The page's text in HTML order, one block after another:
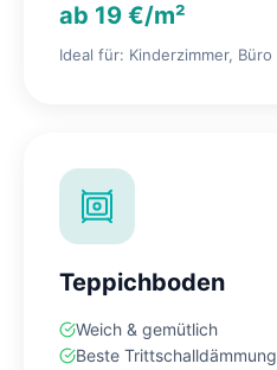
ab 19 €/m²
Ideal für: Kinderzimmer, Büro
Teppichboden
Weich & gemütlich
Beste Trittschalldämmung